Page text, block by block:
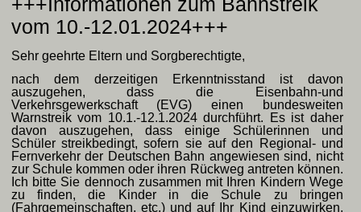
vom 10.-12.01.2024+++
Sehr geehrte Eltern und Sorgberechtigte,
nach dem derzeitigen Erkenntnisstand ist davon
auszugehen, dass die Eisenbahn-und
Verkehrsgewerkschaft (EVG) einen bundesweiten
Warnstreik vom 10.1.-12.1.2024 durchführt. Es ist daher
davon auszugehen, dass einige Schülerinnen und
Schüler streikbedingt, sofern sie auf den Regional- und
Fernverkehr der Deutschen Bahn angewiesen sind, nicht
zur Schule kommen oder ihren Rückweg antreten können.
Ich bitte Sie dennoch zusammen mit Ihren Kindern Wege
zu finden, die Kinder in die Schule zu bringen
(Fahrgemeinschaften, etc.) und auf Ihr Kind einzuwirken,